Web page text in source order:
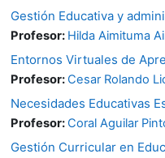
Gestión Educativa y
Profesor: Hilda Aimituma
Entornos Virtuales de
Profesor:Cesar Rolando
Necesidades Educativas
Profesor:Coral Aguilar
Gestión Curricular en